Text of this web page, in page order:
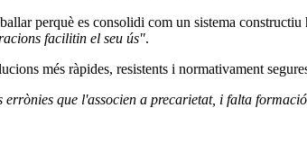
perquè es consolidi com un sistema constructiu
facilitin el seu ús".
més ràpides, resistents i normativament
que l'associen a precarietat, i falta